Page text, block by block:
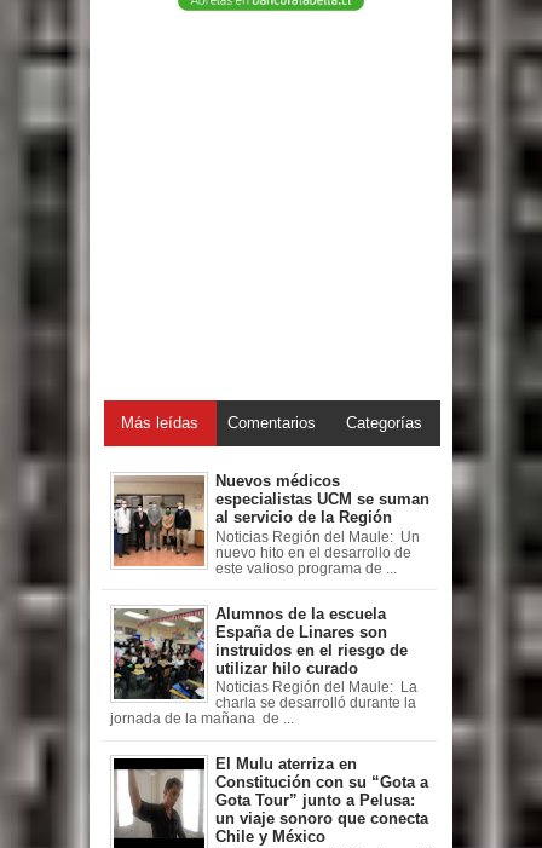
Más leídas Comentarios Categorías
Nuevos médicos
especialistas UCM se suman
al servicio de la Región
Noticias Región del Maule: Un
nuevo hito en el desarrollo de
este valioso programa de ...
Alumnos de la escuela
España de Linares son
instruidos en el riesgo de
utilizar hilo curado
Noticias Región del Maule: La
charla se desarrolló durante la
jornada de la mañana de ...
El Mulu aterriza en
Constitución con su “Gota a
Gota Tour” junto a Pelusa:
un viaje sonoro que conecta
Chile y México